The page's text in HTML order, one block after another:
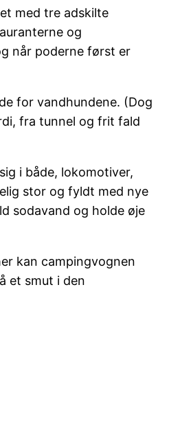
med tre adskilte
og
når poderne først er
for vandhundene. (Dog
fra tunnel og frit fald
i både, lokomotiver,
stor og fyldt med nye
sodavand og holde øje
kan campingvognen
et smut i den